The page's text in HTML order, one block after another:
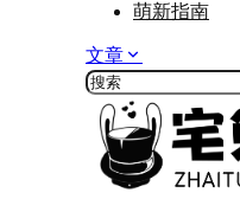
萌新指南
文章